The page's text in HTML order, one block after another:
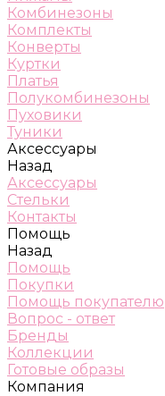
Комбинезоны
Комплекты
Конверты
Куртки
Платья
Полукомбинезоны
Пуховики
Туники
Аксессуары
Назад
Аксессуары
Стельки
Контакты
Помощь
Назад
Помощь
Покупки
Помощь покупателю
Вопрос - ответ
Бренды
Коллекции
Готовые образы
Компания